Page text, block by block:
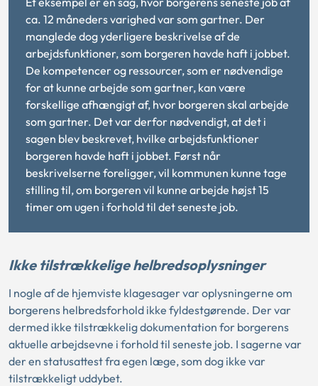
ca. 12 måneders varighed var som gartner. Der
manglede dog yderligere beskrivelse af de
arbejdsfunktioner, som borgeren havde haft i jobbet.
De kompetencer og ressourcer, som er nødvendige
for at kunne arbejde som gartner, kan være
forskellige afhængigt af, hvor borgeren skal arbejde
som gartner. Det var derfor nødvendigt, at det i
sagen blev beskrevet, hvilke arbejdsfunktioner
borgeren havde haft i jobbet. Først når
beskrivelserne foreligger, vil kommunen kunne tage
stilling til, om borgeren vil kunne arbejde højst 15
timer om ugen i forhold til det seneste job.
Ikke tilstrækkelige helbredsoplysninger
I nogle af de hjemviste klagesager var oplysningerne om
borgerens helbredsforhold ikke fyldestgørende. Der var
dermed ikke tilstrækkelig dokumentation for borgerens
aktuelle arbejdsevne i forhold til seneste job. I sagerne var
der en statusattest fra egen læge, som dog ikke var
tilstrækkeligt uddybet.